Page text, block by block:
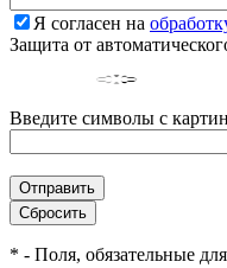
Я согласен на
Защита от
Введите символы с
* - Поля, обязательные